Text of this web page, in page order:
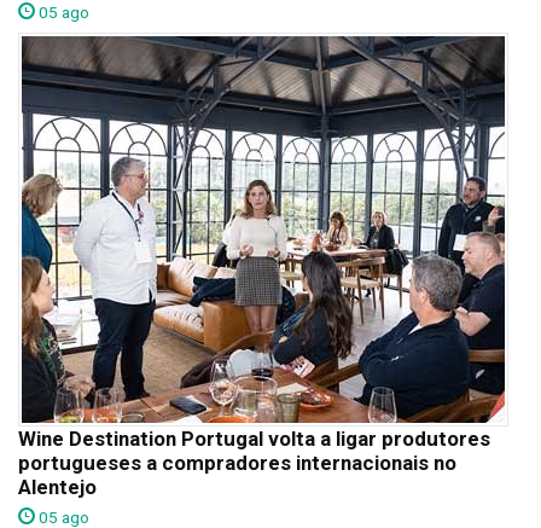
05 ago
Wine Destination Portugal volta a ligar produtores
portugueses a compradores internacionais no
Alentejo
05 ago